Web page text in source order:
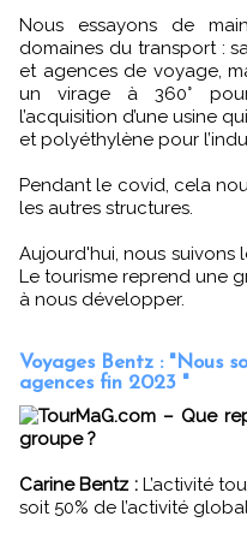
Nous essayons de
domaines du transport :
et agences de voyage,
un virage à 360°
l’acquisition d’une usine
et polyéthylène pour
Pendant le covid, cela
les autres structures.
Aujourd'hui, nous suivons
Le tourisme reprend une
à nous développer.
Voyages Bentz : "Nous
agences fin 2023 "
TourMaG.com – Que
groupe ?
Carine Bentz :L’activité
soit 50% de l’activité